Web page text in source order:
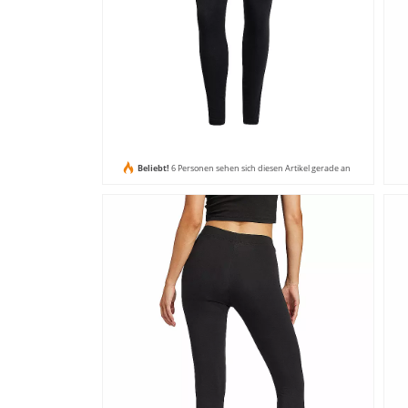
Beliebt! 6 Personen sehen sich diesen Artikel gerade an